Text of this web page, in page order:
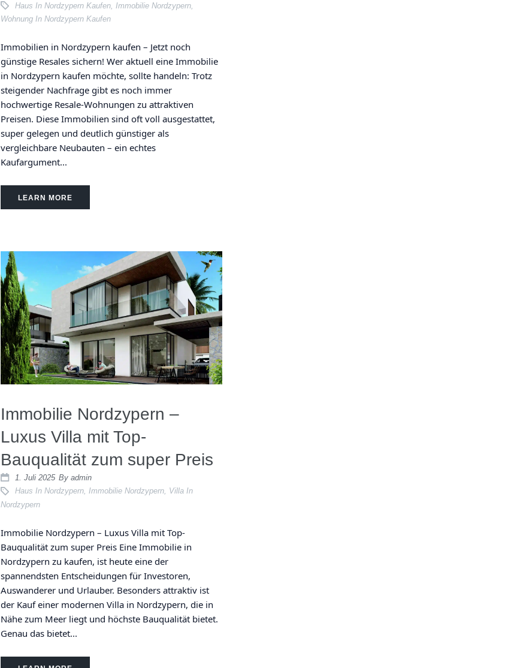
Haus In Nordzypern Kaufen Immobilie Nordzypern
Wohnung In Nordzypern Kaufen
Immobilien in Nordzypern kaufen – Jetzt noch
günstige Resales sichern! Wer aktuell eine Immobilie
in Nordzypern kaufen möchte, sollte handeln: Trotz
steigender Nachfrage gibt es noch immer
hochwertige Resale-Wohnungen zu attraktiven
Preisen. Diese Immobilien sind oft voll ausgestattet,
super gelegen und deutlich günstiger als
vergleichbare Neubauten – ein echtes
Kaufargument...
LEARN MORE
Immobilie Nordzypern –
Luxus Villa mit Top-
Bauqualität zum super Preis
1. Juli 2025 By admin
Haus In Nordzypern, Immobilie Nordzypern, Villa In
Nordzypern
Immobilie Nordzypern – Luxus Villa mit Top-
Bauqualität zum super Preis Eine Immobilie in
Nordzypern zu kaufen, ist heute eine der
spannendsten Entscheidungen für Investoren,
Auswanderer und Urlauber. Besonders attraktiv ist
der Kauf einer modernen Villa in Nordzypern, die in
Nähe zum Meer liegt und höchste Bauqualität bietet.
Genau das bietet...